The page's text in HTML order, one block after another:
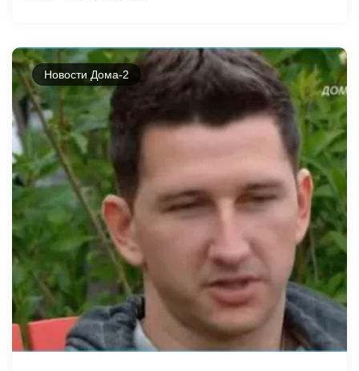
Новости Дома-2